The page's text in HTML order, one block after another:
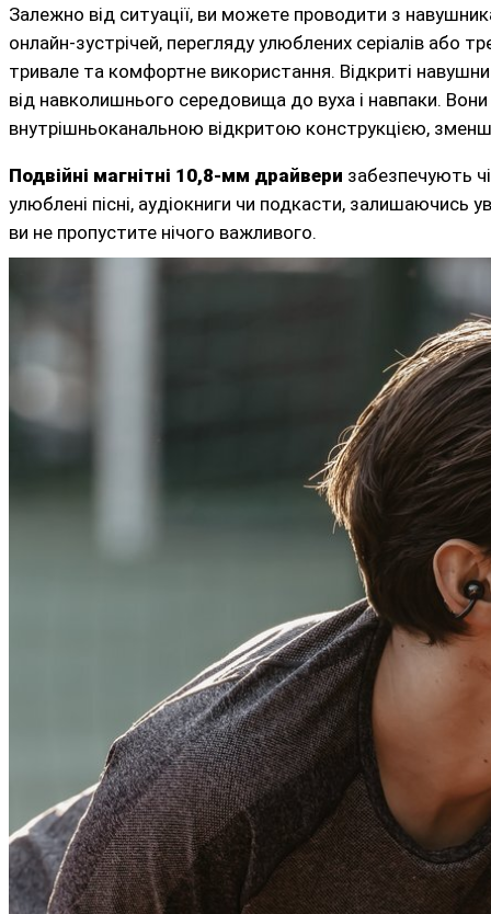
Залежно від ситуації, ви можете проводити з
онлайн-зустрічей, перегляду улюблених серіалів або
тривале та комфортне використання. Відкриті
від навколишнього середовища до вуха і навпаки.
внутрішньоканальною відкритою конструкцією,
Подвійні магнітні 10,8-мм драйвери забезпечують
улюблені пісні, аудіокниги чи подкасти,
ви не пропустите нічого важливого.